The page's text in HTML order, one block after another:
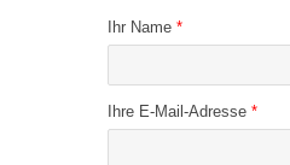
Ihr Name *
Ihre E-Mail-Adresse *